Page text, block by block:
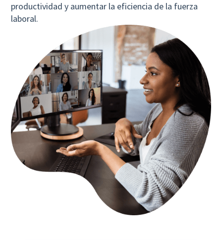
productividad y aumentar la eficiencia de la fuerza
laboral.